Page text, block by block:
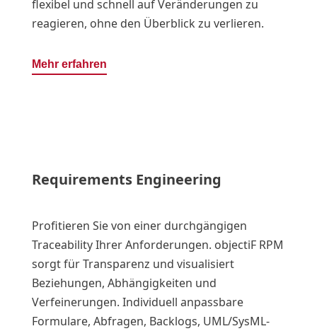
flexibel und schnell auf Veränderungen zu
reagieren, ohne den Überblick zu verlieren.
Mehr erfahren
Requirements Engineering
Profitieren Sie von einer durchgängigen
Traceability Ihrer Anforderungen. objectiF RPM
sorgt für Transparenz und visualisiert
Beziehungen, Abhängigkeiten und
Verfeinerungen. Individuell anpassbare
Formulare, Abfragen, Backlogs, UML/SysML-